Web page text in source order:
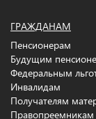
ГРАЖДАНАМ
Пенсионерам
Будущим
Федеральным
Инвалидам
Получателям
Правопреемникам